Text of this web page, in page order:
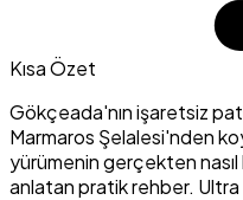
Kısa Özet
Gökçeada'nın işaretsiz
Marmaros Şelalesi'nden
yürümenin gerçekten
anlatan pratik rehber.